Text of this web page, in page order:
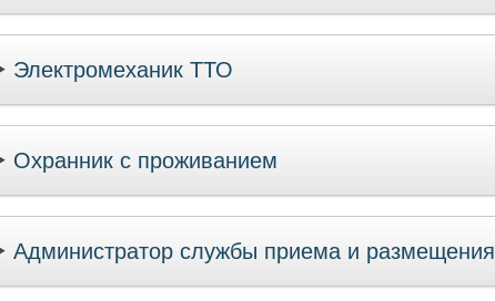
Электромеханик ТТО
Охранник с проживанием
Администратор службы приема и размещения